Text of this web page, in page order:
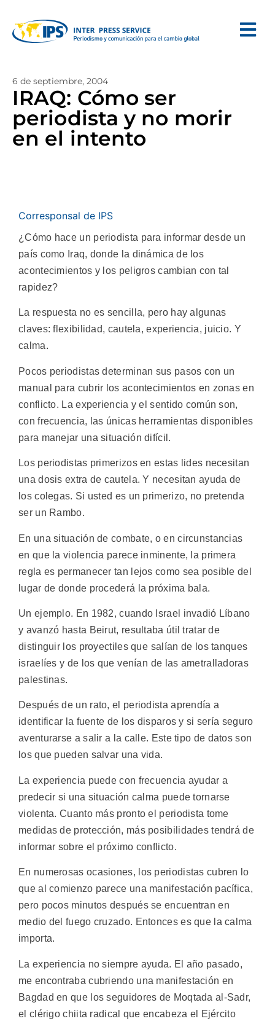
6 de septiembre, 2004
IRAQ: Cómo ser
periodista y no morir
en el intento
Corresponsal de IPS
¿Cómo hace un periodista para informar desde un
país como Iraq, donde la dinámica de los
acontecimientos y los peligros cambian con tal
rapidez?
La respuesta no es sencilla, pero hay algunas
claves: flexibilidad, cautela, experiencia, juicio. Y
calma.
Pocos periodistas determinan sus pasos con un
manual para cubrir los acontecimientos en zonas en
conflicto. La experiencia y el sentido común son,
con frecuencia, las únicas herramientas disponibles
para manejar una situación difícil.
Los periodistas primerizos en estas lides necesitan
una dosis extra de cautela. Y necesitan ayuda de
los colegas. Si usted es un primerizo, no pretenda
ser un Rambo.
En una situación de combate, o en circunstancias
en que la violencia parece inminente, la primera
regla es permanecer tan lejos como sea posible del
lugar de donde procederá la próxima bala.
Un ejemplo. En 1982, cuando Israel invadió Líbano
y avanzó hasta Beirut, resultaba útil tratar de
distinguir los proyectiles que salían de los tanques
israelíes y de los que venían de las ametralladoras
palestinas.
Después de un rato, el periodista aprendía a
identificar la fuente de los disparos y si sería seguro
aventurarse a salir a la calle. Este tipo de datos son
los que pueden salvar una vida.
La experiencia puede con frecuencia ayudar a
predecir si una situación calma puede tornarse
violenta. Cuanto más pronto el periodista tome
medidas de protección, más posibilidades tendrá de
informar sobre el próximo conflicto.
En numerosas ocasiones, los periodistas cubren lo
que al comienzo parece una manifestación pacífica,
pero pocos minutos después se encuentran en
medio del fuego cruzado. Entonces es que la calma
importa.
La experiencia no siempre ayuda. El año pasado,
me encontraba cubriendo una manifestación en
Bagdad en que los seguidores de Moqtada al-Sadr,
el clérigo chiita radical que encabeza el Ejército